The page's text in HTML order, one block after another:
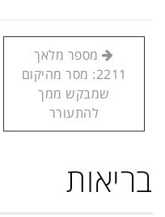
מספר מלאך
2211: מסר מהיקום
שמבקש ממך
להתעורר
בריאות